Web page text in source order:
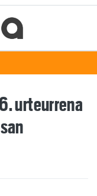
urteurrena